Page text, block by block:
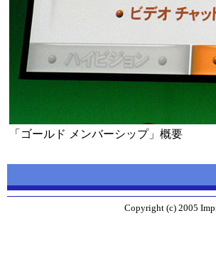
「ゴールド メンバーシップ」概要
Copyright (c) 2005